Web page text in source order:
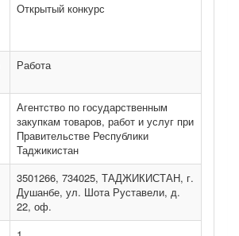
Открытый конкурс
Работа
Агентство по государственным
закупкам товаров, работ и услуг при
Правительстве Республики
Таджикистан
3501266, 734025, ТАДЖИКИСТАН, г.
Душанбе, ул. Шота Руставели, д.
22, оф.